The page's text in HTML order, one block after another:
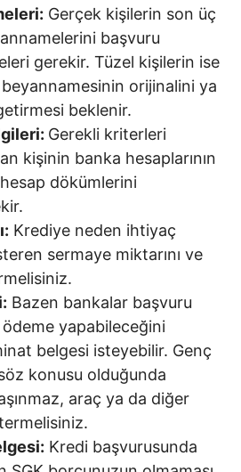
Gerçek kişilerin son üç
başvuru
gerekir. Tüzel kişilerin ise
orijinalini ya
beklenir.
Gerekli kriterleri
kişinin banka hesaplarının
dökümlerini
Krediye neden ihtiyaç
sermaye miktarını ve
Bazen bankalar başvuru
yapabileceğini
belgesi isteyebilir. Genç
konusu olduğunda
araç ya da diğer
Kredi başvurusunda